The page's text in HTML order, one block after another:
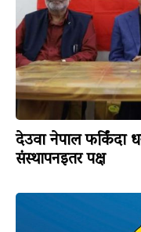
देउवा नेपाल फर्किंदा
संस्थापनइतर पक्ष